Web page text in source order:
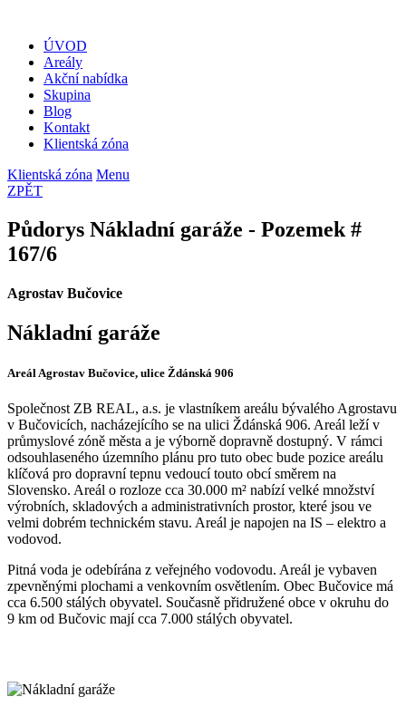
ÚVOD
Areály
Akční nabídka
Skupina
Blog
Kontakt
Klientská zóna
Klientská zóna Menu
ZPĚT
Půdorys Nákladní garáže - Pozemek #
167/6
Agrostav Bučovice
Nákladní garáže
Areál Agrostav Bučovice, ulice Ždánská 906
Společnost ZB REAL, a.s. je vlastníkem areálu bývalého Agrostavu
v Bučovicích, nacházejícího se na ulici Ždánská 906. Areál leží v
průmyslové zóně města a je výborně dopravně dostupný. V rámci
odsouhlaseného územního plánu pro tuto obec bude pozice areálu
klíčová pro dopravní tepnu vedoucí touto obcí směrem na
Slovensko. Areál o rozloze cca 30.000 m² nabízí velké množství
výrobních, skladových a administrativních prostor, které jsou ve
velmi dobrém technickém stavu. Areál je napojen na IS – elektro a
vodovod.
Pitná voda je odebírána z veřejného vodovodu. Areál je vybaven
zpevněnými plochami a venkovním osvětlením. Obec Bučovice má
cca 6.500 stálých obyvatel. Současně přidružené obce v okruhu do
9 km od Bučovic mají cca 7.000 stálých obyvatel.